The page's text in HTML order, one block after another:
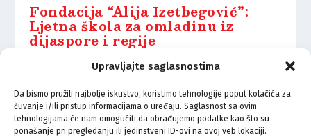
Upravljajte saglasnostima
Da bismo pružili najbolje iskustvo, koristimo tehnologije poput kolačića za
čuvanje i/ili pristup informacijama o uređaju. Saglasnost sa ovim
tehnologijama će nam omogućiti da obrađujemo podatke kao što su
ponašanje pri pregledanju ili jedinstveni ID-ovi na ovoj veb lokaciji.
Fondacija “Alija Izetbegović”:
Ljetna škola za omladinu iz
dijaspore i regije